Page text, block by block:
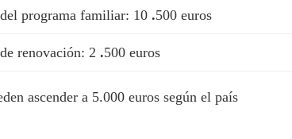
del programa familiar: 10.500 euros
renovación: 2.500 euros
ascender a 5.000 euros según el país